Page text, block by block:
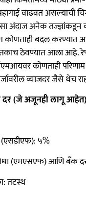
वाढवत असल्याची
अंदाज अनेक तज्ज्ञांकडून
कोणताही बदल करण्यात
ठेवण्यात आला आहे.
कोणताही परिणाम
व्याजदर जैसे थेच
दर (जे अजूनही लागू आहेत)
(एसडीएफ): ५%
(एमएसएफ) आणि बँक
तटस्थ